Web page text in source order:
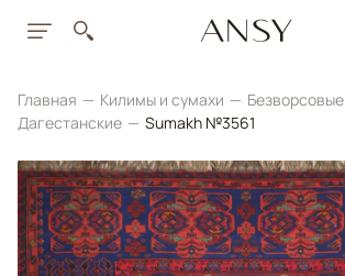
Главная Килимы и сумахи
Безворсовые
Дагестанские
Sumakh №3561